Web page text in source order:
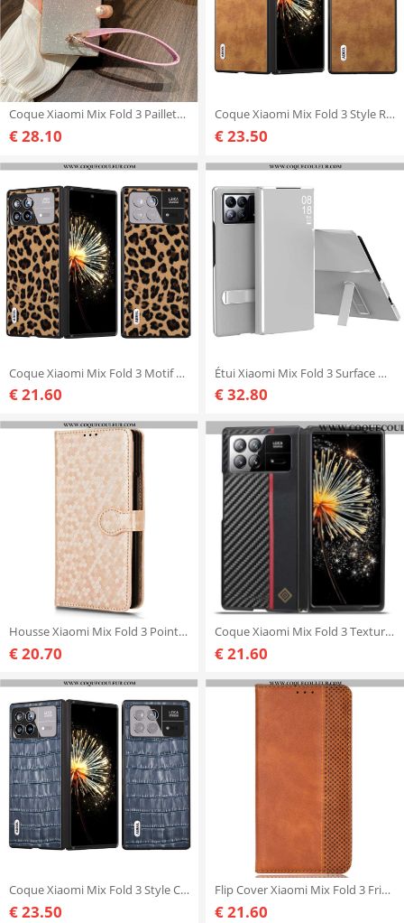
Coque Xiaomi Mix Fold 3 Paillettes à Lanière
€ 28.10
Coque Xiaomi Mix Fold 3 Style Rétro ABEEL
€ 23.50
Coque Xiaomi Mix Fold 3 Motif Léopard ABEEL
€ 21.60
Étui Xiaomi Mix Fold 3 Surface Miroir et Support
€ 32.80
Housse Xiaomi Mix Fold 3 Points Brillants à Lanière
€ 20.70
Coque Xiaomi Mix Fold 3 Texture Fibre Carbone LC.IMEEKE
€ 21.60
Coque Xiaomi Mix Fold 3 Style Crocodile ABEEL
€ 23.50
Flip Cover Xiaomi Mix Fold 3 Frise Vintage
€ 21.60